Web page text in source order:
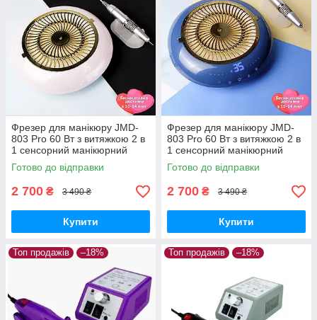
Фрезер для манікюру JMD-
803 Pro 60 Вт з витяжкою 2 в
1 сенсорний манікюрний
апарат для зняття гель лаку з
фрезами
Готово до відправки
2 700 ₴ 3 490 ₴
Купити
Фрезер для манікюру JMD-
803 Pro 60 Вт з витяжкою 2 в
1 сенсорний манікюрний
апарат для зняття гель лаку з
фрезами
Готово до відправки
2 700 ₴ 3 490 ₴
Купити
Топ продажів –18% Топ продажів –18%